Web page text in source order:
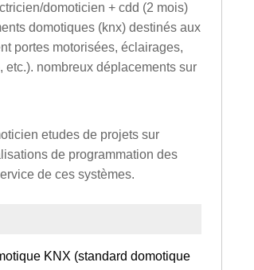
domoticien + cdd (2 mois)
domotiques (knx) destinés aux
portes motorisées, éclairages,
nombreux déplacements sur
etudes de projets sur
de programmation des
de ces systèmes.
KNX (standard domotique